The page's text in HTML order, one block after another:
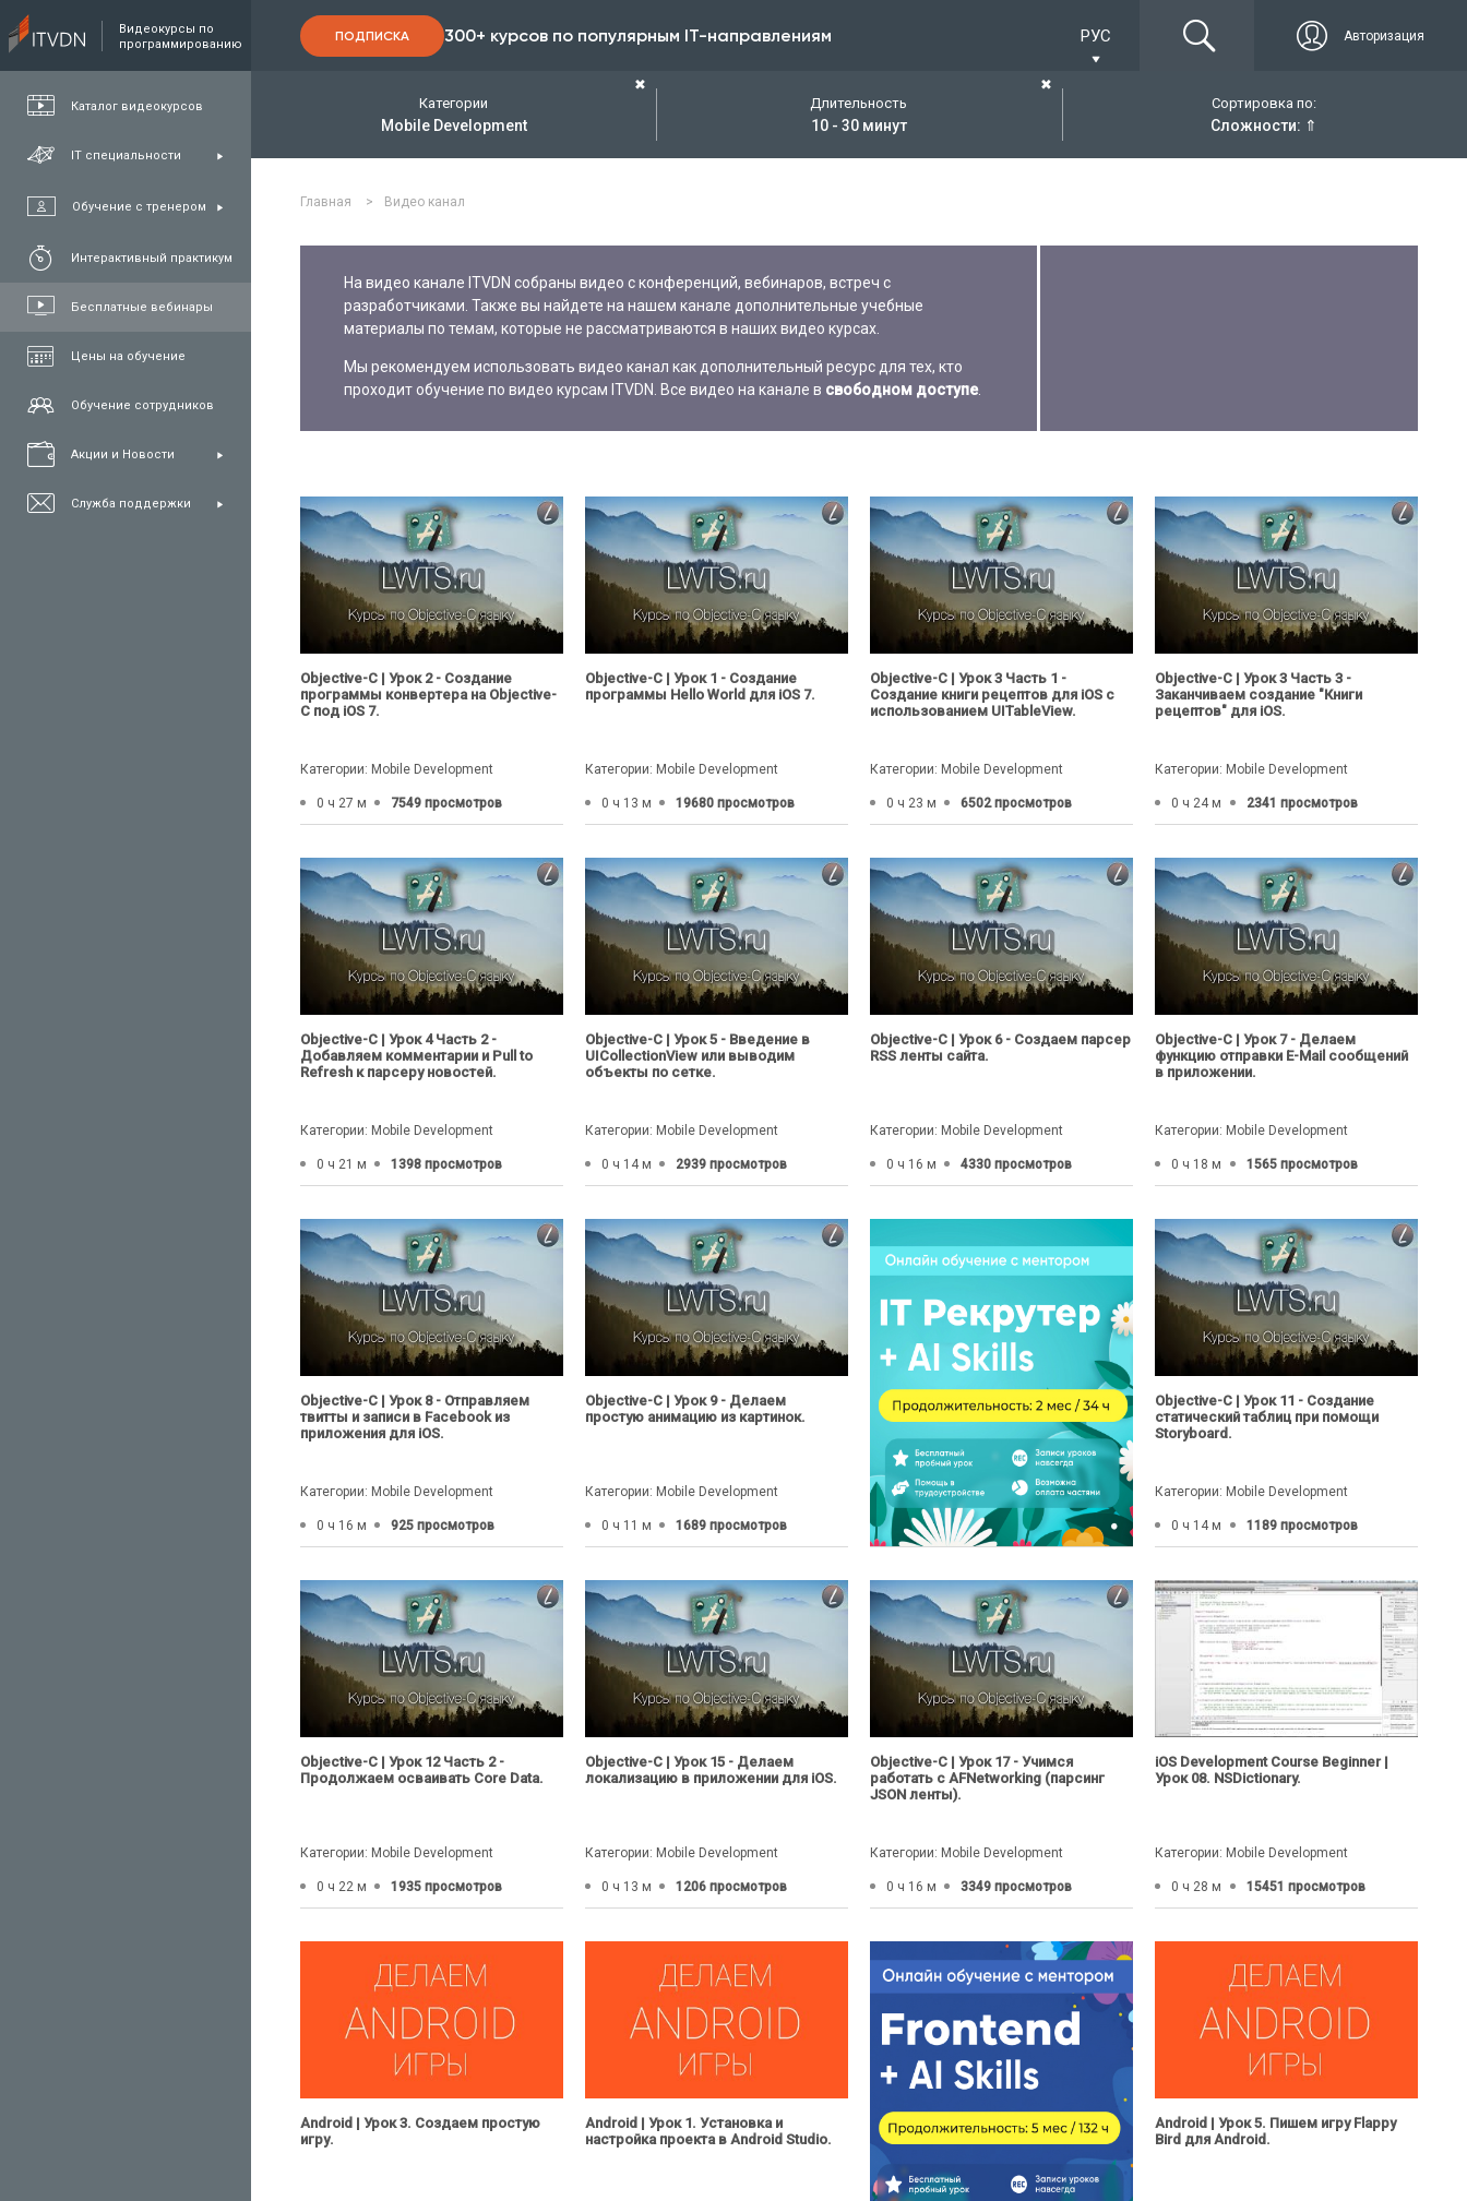
Видеокурсы по
программированию
Каталог видеокурсов
IT специальности
Обучение с тренером
Интерактивный практикум
Бесплатные вебинары
Цены на обучение
Обучение сотрудников
Акции и Новости
Служба поддержки
ПОДПИСКА 300+ курсов по популярным IT-направлениям РУС Авторизация
Категории
Mobile Development
✖
Длительность
10 - 30 минут
✖
Сортировка по:
Сложности: ⇑
Главная > Видео канал
На видео канале ITVDN собраны видео с конференций, вебинаров, встреч с
разработчиками. Также вы найдете на нашем канале дополнительные учебные
материалы по темам, которые не рассматриваются в наших видео курсах.
Мы рекомендуем использовать видео канал как дополнительный ресурс для тех, кто
проходит обучение по видео курсам ITVDN. Все видео на канале в свободном доступе.
Objective-C | Урок 2 - Создание
программы конвертера на Objective-
C под iOS 7.
Категории: Mobile Development
0 ч 27 м 7549 просмотров
Objective-C | Урок 1 - Создание
программы Hello World для iOS 7.
Категории: Mobile Development
0 ч 13 м 19680 просмотров
Objective-C | Урок 3 Часть 1 -
Создание книги рецептов для iOS с
использованием UITableView.
Категории: Mobile Development
0 ч 23 м 6502 просмотров
Objective-C | Урок 3 Часть 3 -
Заканчиваем создание "Книги
рецептов" для iOS.
Категории: Mobile Development
0 ч 24 м 2341 просмотров
Objective-C | Урок 4 Часть 2 -
Добавляем комментарии и Pull to
Refresh к парсеру новостей.
Категории: Mobile Development
0 ч 21 м 1398 просмотров
Objective-C | Урок 5 - Введение в
UICollectionView или выводим
объекты по сетке.
Категории: Mobile Development
0 ч 14 м 2939 просмотров
Objective-C | Урок 6 - Создаем парсер
RSS ленты сайта.
Категории: Mobile Development
0 ч 16 м 4330 просмотров
Objective-C | Урок 7 - Делаем
функцию отправки E-Mail сообщений
в приложении.
Категории: Mobile Development
0 ч 18 м 1565 просмотров
Objective-C | Урок 8 - Отправляем
твитты и записи в Facebook из
приложения для iOS.
Категории: Mobile Development
0 ч 16 м 925 просмотров
Objective-C | Урок 9 - Делаем
простую анимацию из картинок.
Категории: Mobile Development
0 ч 11 м 1689 просмотров
Objective-C | Урок 11 - Создание
статический таблиц при помощи
Storyboard.
Категории: Mobile Development
0 ч 14 м 1189 просмотров
Objective-C | Урок 12 Часть 2 -
Продолжаем осваивать Core Data.
Категории: Mobile Development
0 ч 22 м 1935 просмотров
Objective-C | Урок 15 - Делаем
локализацию в приложении для iOS.
Категории: Mobile Development
0 ч 13 м 1206 просмотров
Objective-C | Урок 17 - Учимся
работать с AFNetworking (парсинг
JSON ленты).
Категории: Mobile Development
0 ч 16 м 3349 просмотров
iOS Development Course Beginner |
Урок 08. NSDictionary.
Категории: Mobile Development
0 ч 28 м 15451 просмотров
Android | Урок 3. Создаем простую
игру.
Android | Урок 1. Установка и
настройка проекта в Android Studio.
Android | Урок 5. Пишем игру Flappy
Bird для Android.